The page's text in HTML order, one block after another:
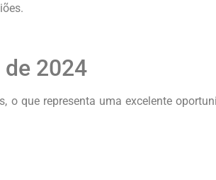
2024
que representa uma excelente